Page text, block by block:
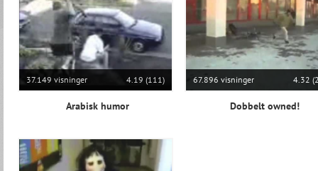
37.149 visninger 4.19 (111)
Arabisk humor
67.896 visninger 4.32
Dobbelt owned!